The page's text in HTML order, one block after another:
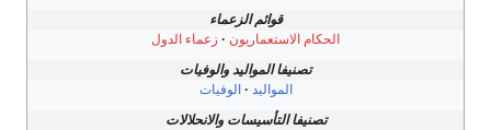
قوائم الزعماء
الحكام الاستعماريون
زعماء الدول
تصنيفا المواليد والوفيات
المواليد
الوفيات
تصنيفا التأسيسات والانحلالات